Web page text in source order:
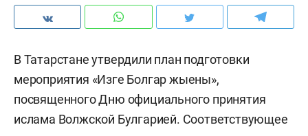
В Татарстане утвердили план подготовки
мероприятия «Изге Болгар жыены»,
посвященного Дню официального принятия
ислама Волжской Булгарией. Соответствующее